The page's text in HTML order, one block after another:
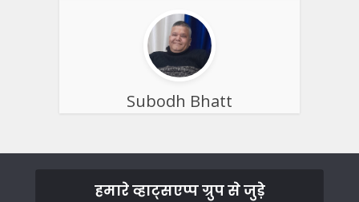
Subodh Bhatt
हमारे व्हाट्सएप्प ग्रुप से जुड़े